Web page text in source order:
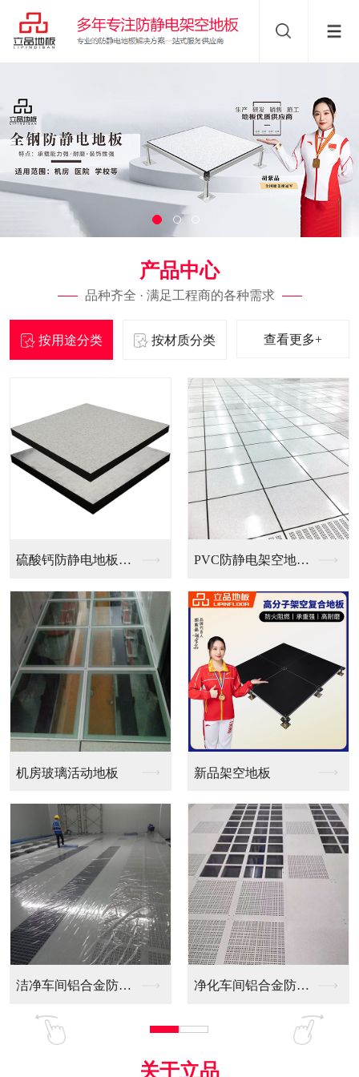
产品中心
品种齐全 · 满足工程商的各种需求
按用途分类 按材质分类 查看更多+
新品架空地板
全钢无边防静电地板
全铝防静电地板
关于立品